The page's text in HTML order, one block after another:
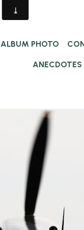
ALBUM PHOTO
ANECDOTES